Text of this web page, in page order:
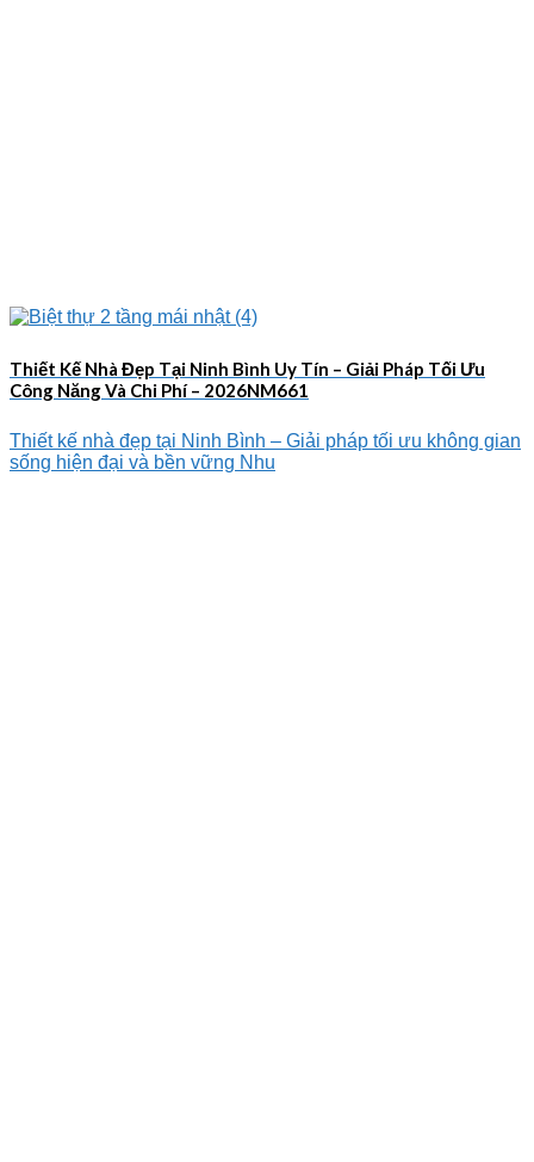
Thiết Kế Nhà Đẹp Tại Ninh Bình Uy Tín – Giải Pháp Tối Ưu
Công Năng Và Chi Phí – 2026NM661
Thiết kế nhà đẹp tại Ninh Bình – Giải pháp tối ưu không gian
sống hiện đại và bền vững Nhu